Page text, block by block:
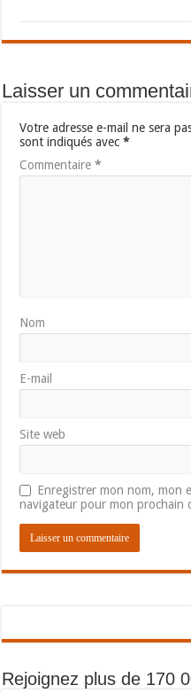
Laisser un
Votre adresse e-mail ne sera
sont indiqués avec*
Commentaire*
Nom
E-mail
Site web
Enregistrer mon nom, mon
navigateur pour mon prochain
Rejoignez plus de 170